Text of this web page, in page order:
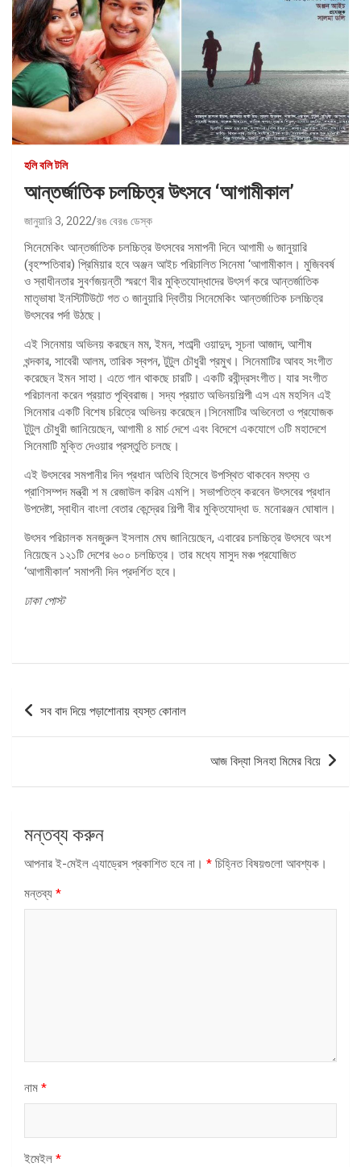
হলি বলি টলি
আন্তর্জাতিক চলচ্চিত্র উৎসবে ‘আগামীকাল’
জানুয়ারি 3, 2022 রঙ বেরঙ ডেস্ক
সিনেমেকিং আন্তর্জাতিক চলচ্চিত্র উৎসবের সমাপনী দিনে আগামী ৬ জানুয়ারি
(বৃহস্পতিবার) প্রিমিয়ার হবে অঞ্জন আইচ পরিচালিত সিনেমা ‘আগামীকাল। মুজিববর্ষ
ও স্বাধীনতার সুবর্ণজয়ন্তী স্মরণে বীর মুক্তিযোদ্ধাদের উৎসর্গ করে আন্তর্জাতিক
মাতৃভাষা ইনস্টিটিউটে গত ৩ জানুয়ারি দ্বিতীয় সিনেমেকিং আন্তর্জাতিক চলচ্চিত্র
উৎসবের পর্দা উঠছে।
এই সিনেমায় অভিনয় করছেন মম, ইমন, শতাব্দী ওয়াদুদ, সূচনা আজাদ, আশীষ
খন্দকার, সাবেরী আলম, তারিক স্বপন, টুটুল চৌধুরী প্রমুখ। সিনেমাটির আবহ সংগীত
করেছেন ইমন সাহা। এতে গান থাকছে চারটি। একটি রবীন্দ্রসংগীত। যার সংগীত
পরিচালনা করেন প্রয়াত পৃথ্বিরাজ। সদ্য প্রয়াত অভিনয়শিল্পী এস এম মহসিন এই
সিনেমার একটি বিশেষ চরিত্রে অভিনয় করেছেন।সিনেমাটির অভিনেতা ও প্রযোজক
টুটুল চৌধুরী জানিয়েছেন, আগামী ৪ মার্চ দেশে এবং বিদেশে একযোগে ৩টি মহাদেশে
সিনেমাটি মুক্তি দেওয়ার প্রস্তুতি চলছে।
এই উৎসবের সমপানীর দিন প্রধান অতিথি হিসেবে উপস্থিত থাকবেন মৎস্য ও
প্রাণিসম্পদ মন্ত্রী শ ম রেজাউল করিম এমপি। সভাপতিত্ব করবেন উৎসবের প্রধান
উপদেষ্টা, স্বাধীন বাংলা বেতার কেন্দ্রের শিল্পী বীর মুক্তিযোদ্ধা ড. মনোরঞ্জন ঘোষাল।
উৎসব পরিচালক মনজুরুল ইসলাম মেঘ জানিয়েছেন, ‌এবারের চলচ্চিত্র উৎসবে অংশ
নিয়েছেন ১২১টি দেশের ৬০০ চলচ্চিত্র। তার মধ্যে মাসুদ মঞ্চ প্রযোজিত
‘আগামীকাল’ সমাপনী দিন প্রদর্শিত হবে।
ঢাকা পোস্ট
পোস্ট
সব বাদ দিয়ে পড়াশোনায় ব্যস্ত কোনাল
আজ বিদ্যা সিনহা মিমের বিয়ে
মন্তব্য করুন
আপনার ই-মেইল এ্যাড্রেস প্রকাশিত হবে না। * চিহ্নিত বিষয়গুলো আবশ্যক।
মন্তব্য *
নাম *
ইমেইল *